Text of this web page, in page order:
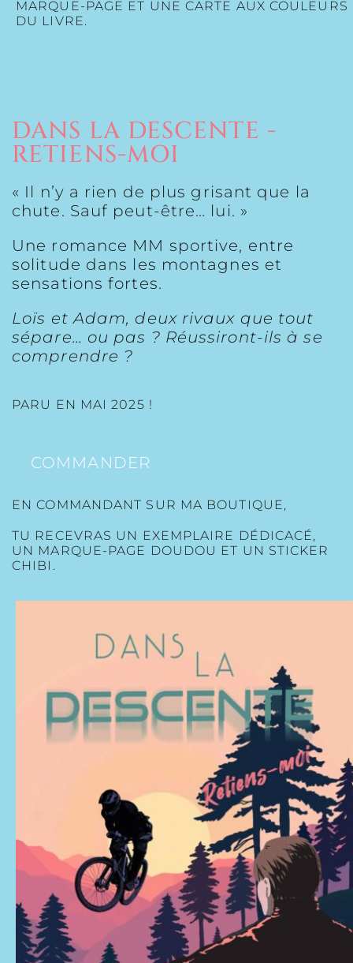
MARQUE-PAGE ET UNE CARTE AUX COULEURS
DU LIVRE.
DANS LA DESCENTE -
RETIENS-MOI
« Il n’y a rien de plus grisant que la
chute. Sauf peut-être… lui. »
Une romance MM sportive, entre
solitude dans les montagnes et
sensations fortes.
Loïs et Adam, deux rivaux que tout
sépare… ou pas ? Réussiront-ils à se
comprendre ?
PARU EN MAI 2025 !
COMMANDER
EN COMMANDANT SUR MA BOUTIQUE,
TU RECEVRAS UN EXEMPLAIRE DÉDICACÉ,
UN MARQUE-PAGE DOUDOU ET UN STICKER
CHIBI.